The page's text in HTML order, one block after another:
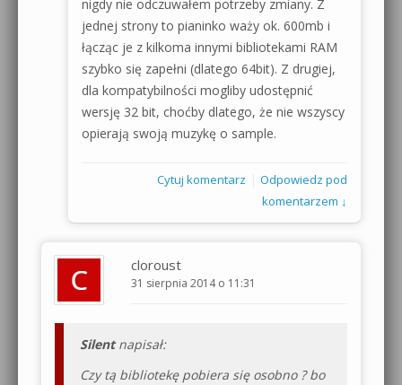
nigdy nie odczuwałem potrzeby zmiany. Z
jednej strony to pianinko waży ok. 600mb i
łącząc je z kilkoma innymi bibliotekami RAM
szybko się zapełni (dlatego 64bit). Z drugiej,
dla kompatybilności mogliby udostępnić
wersję 32 bit, choćby dlatego, że nie wszyscy
opierają swoją muzykę o sample.
Cytuj komentarz
Odpowiedz pod
komentarzem ↓
cloroust
31 sierpnia 2014 o 11:31
Silentnapisał:
Czy tą bibliotekę pobiera się osobno ? bo